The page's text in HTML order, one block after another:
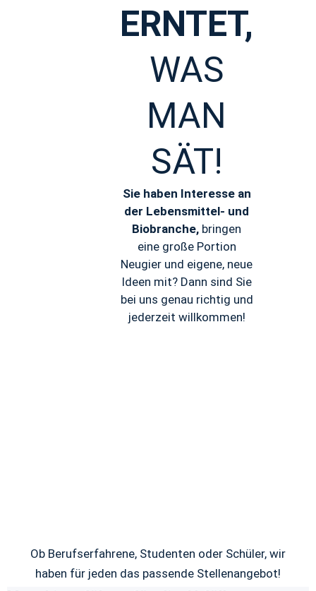
ERNTET,
WAS
MAN
SÄT!
Sie haben Interesse an
der Lebensmittel- und
Biobranche, bringen
eine große Portion
Neugier und eigene, neue
Ideen mit? Dann sind Sie
bei uns genau richtig und
jederzeit willkommen!
Ob Berufserfahrene, Studenten oder Schüler, wir
haben für jeden das passende Stellenangebot!